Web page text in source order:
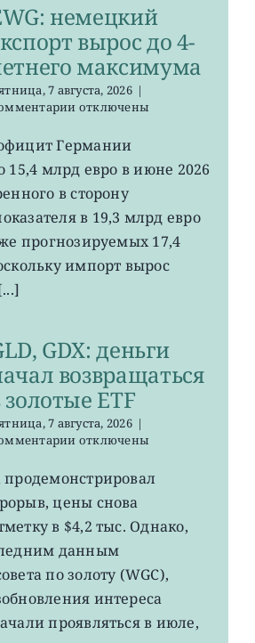
немецкий
вырос до 4-
максимума
7 августа, 2026 |
к
EWG:
немецкий
экспорт
вырос
4-
летнего
отключены
Германии
15,4 млрд евро в июне 2026
в сторону
в 19,3 млрд евро
прогнозируемых 17,4
импорт вырос
GDX: деньги
возвращаться
золотые ETF
7 августа, 2026 |
к
GLD,
GDX:
деньги
начал
в
золотые
отключены
продемонстрировал
цены снова
в $4,2 тыс. Однако,
данным
по золоту (WGC),
интереса
проявляться в июле,